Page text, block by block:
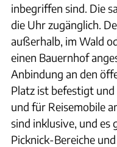
inbegriffen sind. Die
die Uhr zugänglich.
außerhalb, im Wald
einen Bauernhof
Anbindung an den
Platz ist befestigt
und für Reisemobile
sind inklusive, und es
Picknick-Bereiche